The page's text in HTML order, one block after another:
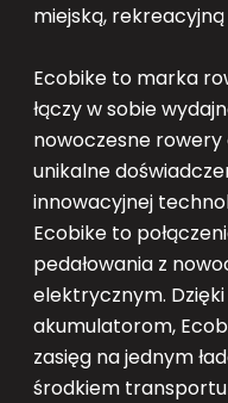
miejską,
Ecobike to marka
łączy w sobie
nowoczesne
unikalne
innowacyjnej
Ecobike to
pedałowania z
elektrycznym.
akumulatorom,
zasięg na jednym
środkiem